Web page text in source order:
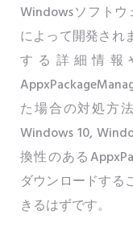
Windowsソフト
によって開発され
する詳細情報
た場合の対処方
Windows 10,
換性のある
ダウンロードする
きるはずです。